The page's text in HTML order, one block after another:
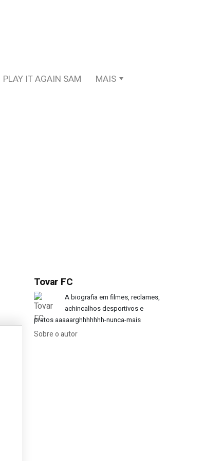
PLAY IT AGAIN SAM MAIS
durante o Mundial-90?
Tovar FC
A biografia em filmes, reclames,
achincalhos desportivos e
pratos aaaaarghhhhhhh-nunca-mais
Sobre o autor